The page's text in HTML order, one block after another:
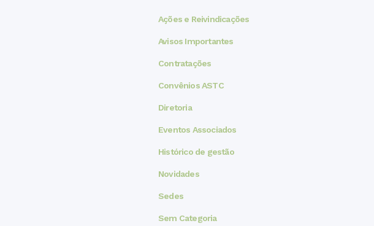
Ações e Reivindicações
Avisos Importantes
Contratações
Convênios ASTC
Diretoria
Eventos Associados
Histórico de gestão
Novidades
Sedes
Sem Categoria